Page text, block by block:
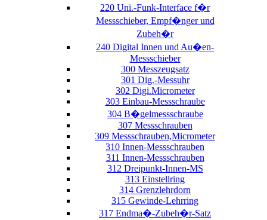
220 Uni.-Funk-Interface f�r
Messschieber, Empf�nger und
Zubeh�r
240 Digital Innen und Au�en-
Messschieber
300 Messzeugsatz
301 Dig.-Messuhr
302 Digi.Micrometer
303 Einbau-Messschraube
304 B�gelmessschraube
307 Messschrauben
309 Messschrauben,Micrometer
310 Innen-Messschrauben
311 Innen-Messschrauben
312 Dreipunkt-Innen-MS
313 Einstellring
314 Grenzlehrdorn
315 Gewinde-Lehrring
317 Endma�-Zubeh�r-Satz